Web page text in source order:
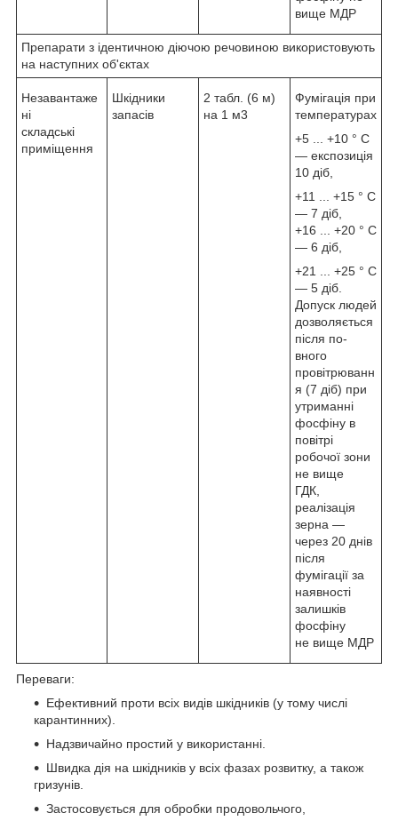
вище МДР
Препарати з ідентичною діючою речовиною використовують
на наступних об'єктах
Незавантаже
ні
складські
приміщення
Шкідники
запасів
2 табл. (6 м)
на 1 м3
Фумігація при
температурах
+5 ... +10 ° С
― експозиція
10 діб,
+11 ... +15 ° С
― 7 діб,
+16 ... +20 ° С
― 6 діб,
+21 ... +25 ° С
― 5 діб.
Допуск людей
дозволяється
після по-
вного
провітрюванн
я (7 діб) при
утриманні
фосфіну в
повітрі
робочої зони
не вище
ГДК,
реалізація
зерна ―
через 20 днів
після
фумігації за
наявності
залишків
фосфіну
не вище МДР
Переваги:
Ефективний проти всіх видів шкідників (у тому числі
карантинних).
Надзвичайно простий у використанні.
Швидка дія на шкідників у всіх фазах розвитку, а також
гризунів.
Застосовується для обробки продовольчого,